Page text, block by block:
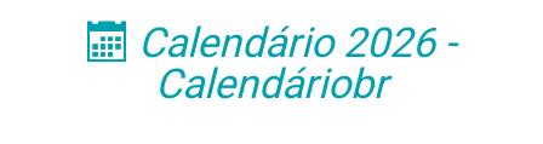
󰁣 Calendário 2026 -
Calendáriobr